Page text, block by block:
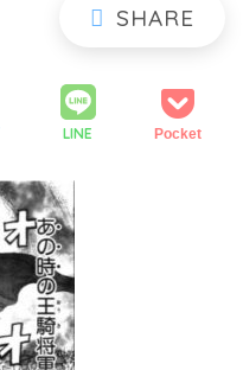
LINE Pocket